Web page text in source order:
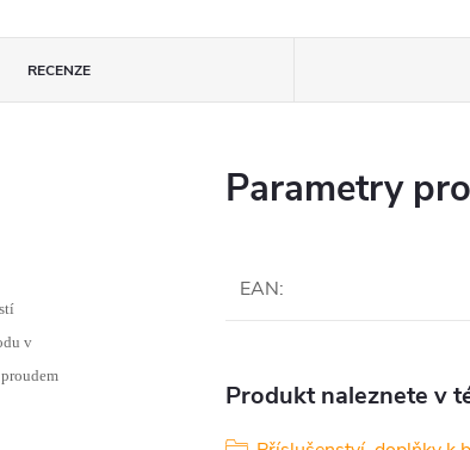
RECENZE
v
Parametry
EAN:
Produkt naleznete v